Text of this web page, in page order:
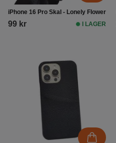
iPhone 16 Pro Skal - Lonely Flower
99 kr I LAGER